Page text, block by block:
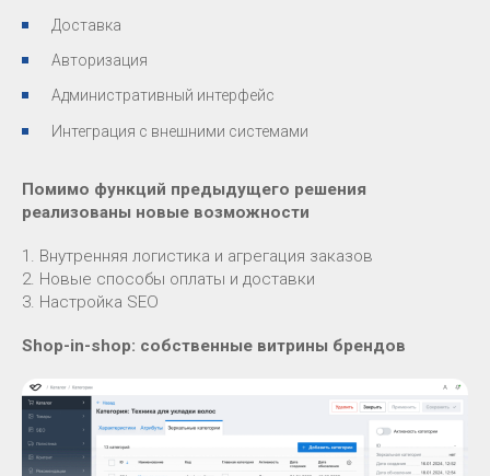
Доставка
Авторизация
Административный интерфейс
Интеграция с внешними системами
Помимо функций предыдущего решения
реализованы новые возможности
1. Внутренняя логистика и агрегация заказов
2. Новые способы оплаты и доставки
3. Настройка SEO
Shop-in-shop: собственные витрины брендов